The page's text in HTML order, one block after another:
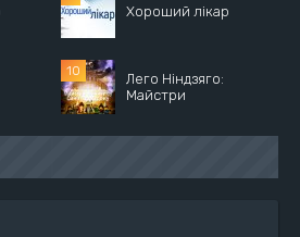
Хороший лікар
Лего Ніндзяго:
Майстри